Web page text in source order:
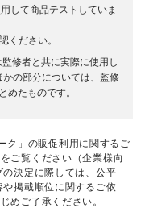
して商品テストしていま
ください。
修者と共に実際に使用し
の部分については、監修
たものです。
ク」の販促利用に関するご
をご覧ください（企業様向
決定に際しては、公平
掲載順位に関するご依
めご了承ください。